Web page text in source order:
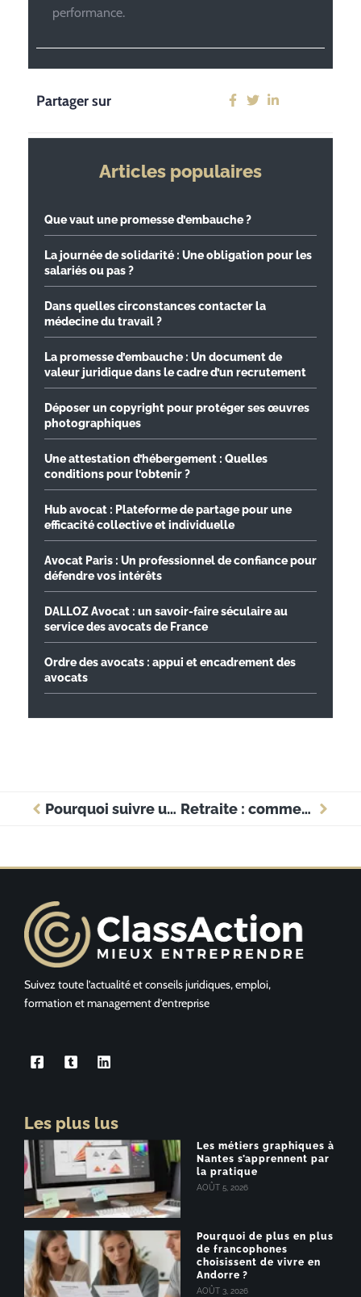
performance.
Partager sur
Articles populaires
Que vaut une promesse d’embauche ?
La journée de solidarité : Une obligation pour les
salariés ou pas ?
Dans quelles circonstances contacter la
médecine du travail ?
La promesse d’embauche : Un document de
valeur juridique dans le cadre d’un recrutement
Déposer un copyright pour protéger ses œuvres
photographiques
Une attestation d’hébergement : Quelles
conditions pour l’obtenir ?
Hub avocat : Plateforme de partage pour une
efficacité collective et individuelle
Avocat Paris : Un professionnel de confiance pour
défendre vos intérêts
DALLOZ Avocat : un savoir-faire séculaire au
service des avocats de France
Ordre des avocats : appui et encadrement des
avocats
Pourquoi suivre une formation en ressources humaines et comment bien la choisir ? Retraite : comment un conseiller financier peut optimiser vos investissements ?
Suivez toute l’actualité et conseils juridiques, emploi,
formation et management d’entreprise
Les plus lus
Les métiers graphiques à
Nantes s’apprennent par
la pratique
AOÛT 5, 2026
Pourquoi de plus en plus
de francophones
choisissent de vivre en
Andorre ?
AOÛT 3, 2026